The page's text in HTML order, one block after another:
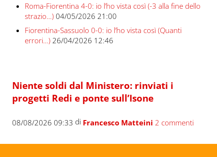
Roma-Fiorentina 4-0: io l’ho vista così (-3 alla fine dello
strazio…) 04/05/2026 21:00
Fiorentina-Sassuolo 0-0: io l’ho vista così (Quanti
errori…) 26/04/2026 12:46
Niente soldi dal Ministero: rinviati i
progetti Redi e ponte sull’Isone
08/08/2026 09:33 di Francesco Matteini 2 commenti